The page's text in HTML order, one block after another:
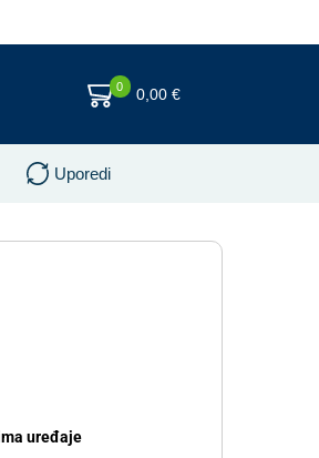
0 0,00 €
Uporedi
uređaje